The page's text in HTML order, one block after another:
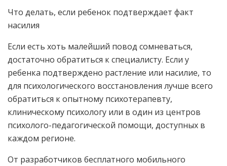
Что делать, если ребенок подтверждает факт
насилия
Если есть хоть малейший повод сомневаться,
достаточно обратиться к специалисту. Если у
ребенка подтверждено растление или насилие, то
для психологического восстановления лучше всего
обратиться к опытному психотерапевту,
клиническому психологу или в один из центров
психолого-педагогической помощи, доступных в
каждом регионе.
От разработчиков бесплатного мобильного